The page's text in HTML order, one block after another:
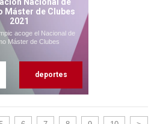
Máster de Clubes
2021
acoge el Nacional de
Máster de Clubes
deportes